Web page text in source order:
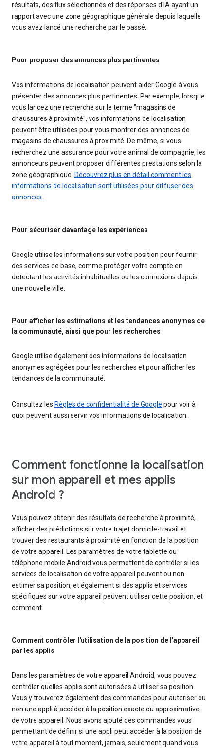
résultats, des flux sélectionnés et des réponses d'IA ayant un
rapport avec une zone géographique générale depuis laquelle
vous avez lancé une recherche par le passé.
Pour proposer des annonces plus pertinentes
Vos informations de localisation peuvent aider Google à vous
présenter des annonces plus pertinentes. Par exemple, lorsque
vous lancez une recherche sur le terme "magasins de
chaussures à proximité", vos informations de localisation
peuvent être utilisées pour vous montrer des annonces de
magasins de chaussures à proximité. De même, si vous
recherchez une assurance pour votre animal de compagnie, les
annonceurs peuvent proposer différentes prestations selon la
zone géographique. Découvrez plus en détail comment les
informations de localisation sont utilisées pour diffuser des
annonces.
Pour sécuriser davantage les expériences
Google utilise les informations sur votre position pour fournir
des services de base, comme protéger votre compte en
détectant les activités inhabituelles ou les connexions depuis
une nouvelle ville.
Pour afficher les estimations et les tendances anonymes de
la communauté, ainsi que pour les recherches
Google utilise également des informations de localisation
anonymes agrégées pour les recherches et pour afficher les
tendances de la communauté.
Consultez les Règles de confidentialité de Google pour voir à
quoi peuvent aussi servir vos informations de localication.
Comment fonctionne la localisation
sur mon appareil et mes applis
Android ?
Vous pouvez obtenir des résultats de recherche à proximité,
afficher des prédictions sur votre trajet domicile-travail et
trouver des restaurants à proximité en fonction de la position
de votre appareil. Les paramètres de votre tablette ou
téléphone mobile Android vous permettent de contrôler si les
services de localisation de votre appareil peuvent ou non
estimer sa position, et également si des applis et services
spécifiques sur votre appareil peuvent utiliser cette position, et
comment.
Comment contrôler l'utilisation de la position de l'appareil
par les applis
Dans les paramètres de votre appareil Android, vous pouvez
contrôler quelles applis sont autorisées à utiliser sa position.
Vous y trouverez également des commandes pour autoriser ou
non une appli à accéder à la position exacte ou approximative
de votre appareil. Nous avons ajouté des commandes vous
permettant de définir si une appli peut accéder à la position de
votre appareil à tout moment, jamais, seulement quand vous